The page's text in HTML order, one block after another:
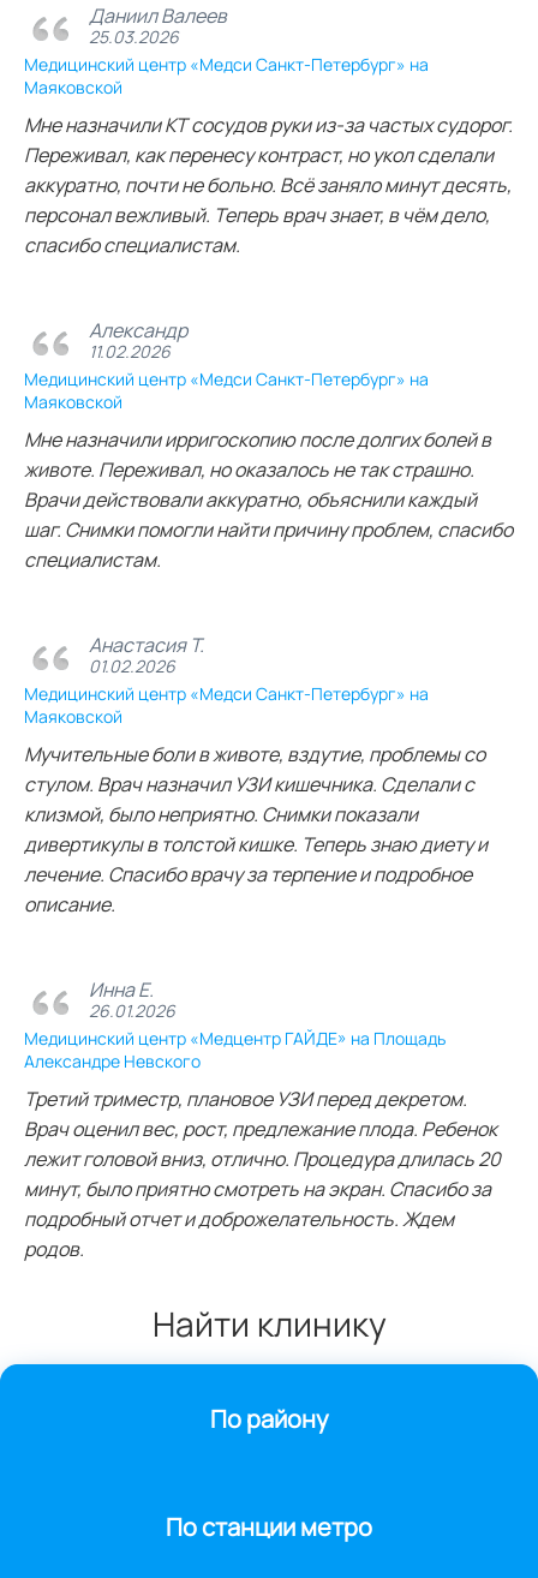
Даниил Валеев
25.03.2026
Медицинский центр «Медси Санкт-Петербург» на
Маяковской
Мне назначили КТ сосудов руки из‑за частых судорог.
Переживал, как перенесу контраст, но укол сделали
аккуратно, почти не больно. Всё заняло минут десять,
персонал вежливый. Теперь врач знает, в чём дело,
спасибо специалистам.
Александр
11.02.2026
Медицинский центр «Медси Санкт-Петербург» на
Маяковской
Мне назначили ирригоскопию после долгих болей в
животе. Переживал, но оказалось не так страшно.
Врачи действовали аккуратно, объяснили каждый
шаг. Снимки помогли найти причину проблем, спасибо
специалистам.
Анастасия Т.
01.02.2026
Медицинский центр «Медси Санкт-Петербург» на
Маяковской
Мучительные боли в животе, вздутие, проблемы со
стулом. Врач назначил УЗИ кишечника. Сделали с
клизмой, было неприятно. Снимки показали
дивертикулы в толстой кишке. Теперь знаю диету и
лечение. Спасибо врачу за терпение и подробное
описание.
Инна Е.
26.01.2026
Медицинский центр «Медцентр ГАЙДЕ» на Площадь
Александре Невского
Третий триместр, плановое УЗИ перед декретом.
Врач оценил вес, рост, предлежание плода. Ребенок
лежит головой вниз, отлично. Процедура длилась 20
минут, было приятно смотреть на экран. Спасибо за
подробный отчет и доброжелательность. Ждем
родов.
Найти клинику
По району
По станции метро